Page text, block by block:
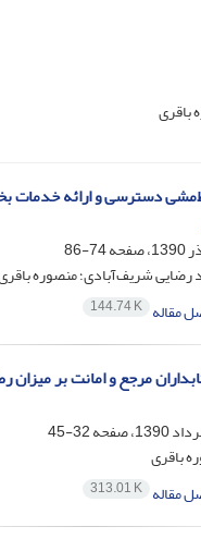
باقری
دسترسی و ارائه
74-86
رضایی شریف‌آبادی؛ منصوره
مقاله 144.74 K
مرجع و امانت بر
32-45
باقری
مقاله 313.01 K